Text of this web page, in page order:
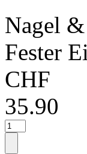
Nagel
Fester
CHF
35.90